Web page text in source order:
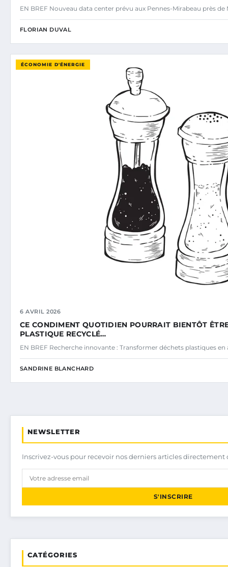
EN BREF Nouveau data center prévu aux Pennes-Mirabeau près de
FLORIAN DUVAL
ÉCONOMIE D'ÉNERGIE
6 AVRIL 2026
CE CONDIMENT QUOTIDIEN POURRAIT BIENTÔT
PLASTIQUE RECYCLÉ…
EN BREF Recherche innovante : Transformer déchets plastiques en
SANDRINE BLANCHARD
NEWSLETTER
Inscrivez-vous pour recevoir nos derniers articles
S'INSCRIRE
CATÉGORIES